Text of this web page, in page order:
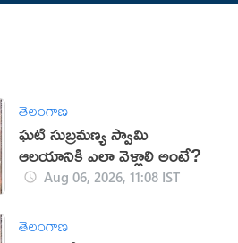
తెలంగాణ
ఘటి సుబ్రమణ్య స్వామి
ఆలయానికి ఎలా వెళ్లాలి అంటే?
Aug 06, 2026, 11:08 IST
తెలంగాణ